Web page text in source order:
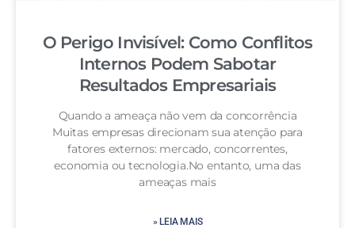
O Perigo Invisível: Como Conflitos
Internos Podem Sabotar
Resultados Empresariais
Quando a ameaça não vem da concorrência
Muitas empresas direcionam sua atenção para
fatores externos: mercado, concorrentes,
economia ou tecnologia.No entanto, uma das
ameaças mais
» LEIA MAIS